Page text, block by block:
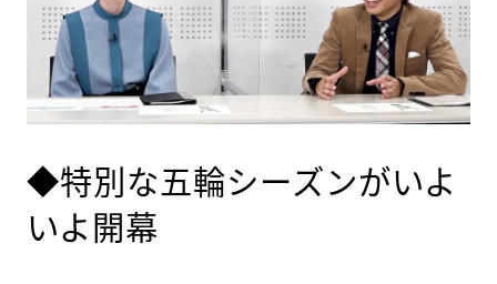
◆特別な五輪シーズンがいよ
いよ開幕